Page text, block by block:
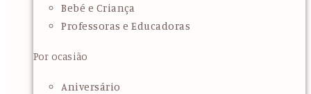
Bebé e Criança
Professoras e Educadoras
Por ocasião
Aniversário